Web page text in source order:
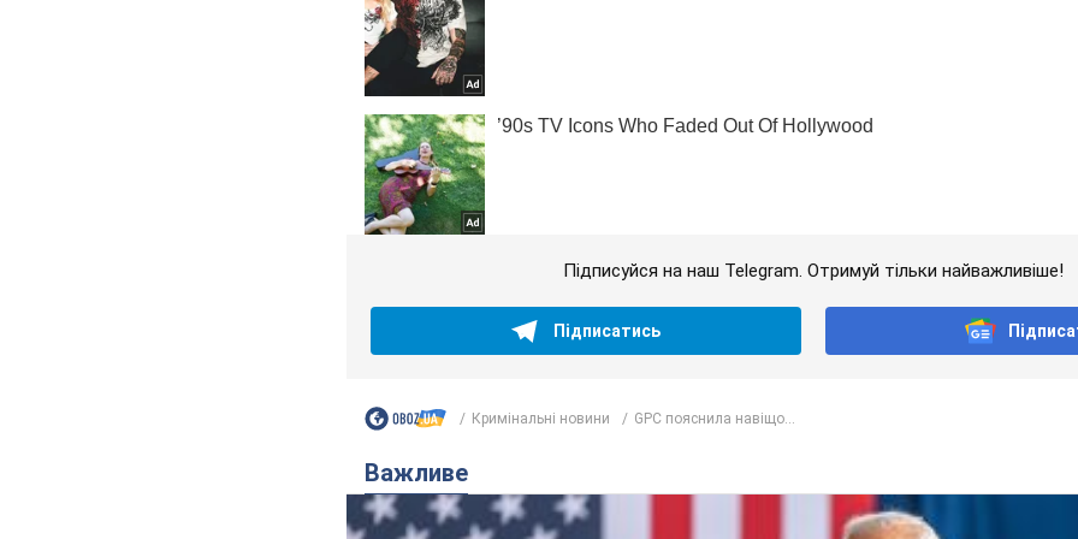
Підписуйся на наш Telegram. Отримуй тільки найважливіше!
Підписатись
Кримінальні новини GPC пояснила навіщо...
Важливе